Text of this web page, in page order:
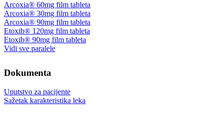
Arcoxia® 60mg film tableta
Arcoxia® 30mg film tableta
Arcoxia® 90mg film tableta
Etoxib® 120mg film tableta
Etoxib® 90mg film tableta
Vidi sve paralele
Dokumenta
Uputstvo za pacijente
Sažetak karakteristika leka